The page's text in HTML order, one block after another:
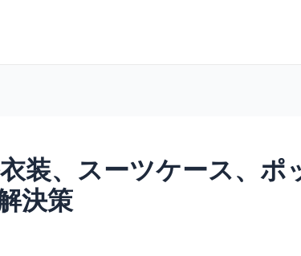
装、スーツケース、ポ
決策